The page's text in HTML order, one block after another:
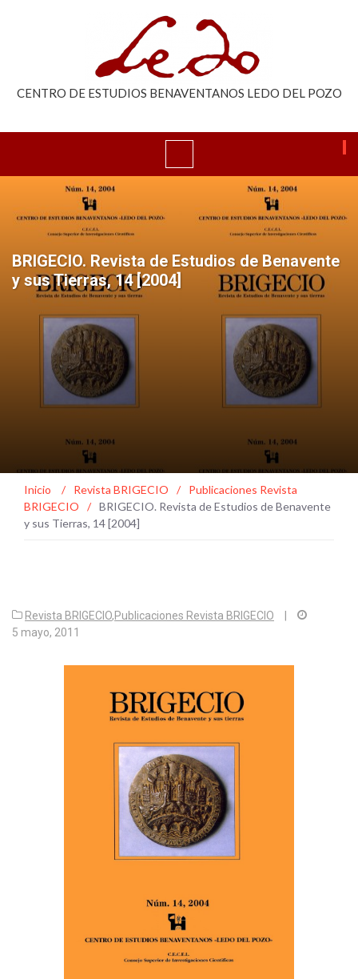
CENTRO DE ESTUDIOS BENAVENTANOS LEDO DEL POZO
BRIGECIO. Revista de Estudios de Benavente
y sus Tierras, 14 [2004]
Inicio / Revista BRIGECIO /
Publicaciones Revista
BRIGECIO
/ BRIGECIO. Revista de Estudios de Benavente
y sus Tierras, 14 [2004]
Revista BRIGECIO,Publicaciones Revista BRIGECIO
|
5 mayo, 2011